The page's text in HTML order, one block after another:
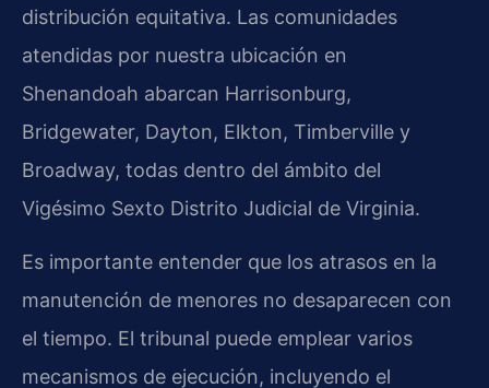
distribución equitativa. Las comunidades
atendidas por nuestra ubicación en
Shenandoah abarcan Harrisonburg,
Bridgewater, Dayton, Elkton, Timberville y
Broadway, todas dentro del ámbito del
Vigésimo Sexto Distrito Judicial de Virginia.
Es importante entender que los atrasos en la
manutención de menores no desaparecen con
el tiempo. El tribunal puede emplear varios
mecanismos de ejecución, incluyendo el